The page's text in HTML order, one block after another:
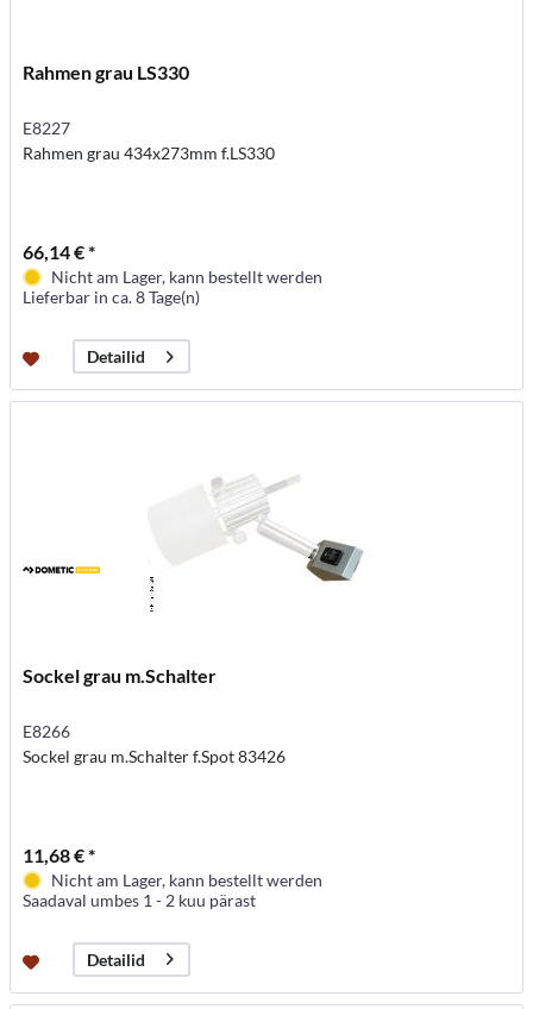
Rahmen grau LS330
E8227
Rahmen grau 434x273mm f.LS330
66,14 € *
Nicht am Lager, kann bestellt werden
Lieferbar in ca. 8 Tage(n)
Detailid
Sockel grau m.Schalter
E8266
Sockel grau m.Schalter f.Spot 83426
11,68 € *
Nicht am Lager, kann bestellt werden
Saadaval umbes 1 - 2 kuu pärast
Detailid